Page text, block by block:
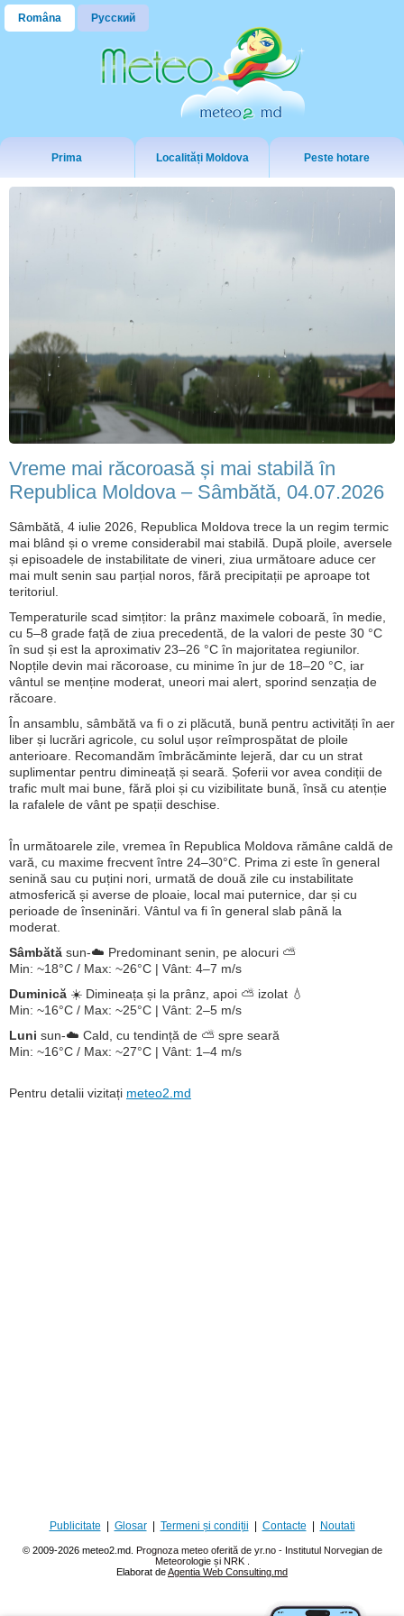
Româna Русский
Prima Localități Moldova Peste hotare
Vreme mai răcoroasă și mai stabilă în
Republica Moldova – Sâmbătă, 04.07.2026
Sâmbătă, 4 iulie 2026, Republica Moldova trece la un regim termic
mai blând și o vreme considerabil mai stabilă. După ploile, aversele
și episoadele de instabilitate de vineri, ziua următoare aduce cer
mai mult senin sau parțial noros, fără precipitații pe aproape tot
teritoriul.
Temperaturile scad simțitor: la prânz maximele coboară, în medie,
cu 5–8 grade față de ziua precedentă, de la valori de peste 30 °C
în sud și est la aproximativ 23–26 °C în majoritatea regiunilor.
Nopțile devin mai răcoroase, cu minime în jur de 18–20 °C, iar
vântul se menține moderat, uneori mai alert, sporind senzația de
răcoare.
În ansamblu, sâmbătă va fi o zi plăcută, bună pentru activități în aer
liber și lucrări agricole, cu solul ușor reîmprospătat de ploile
anterioare. Recomandăm îmbrăcăminte lejeră, dar cu un strat
suplimentar pentru dimineață și seară. Șoferii vor avea condiții de
trafic mult mai bune, fără ploi și cu vizibilitate bună, însă cu atenție
la rafalele de vânt pe spații deschise.
În următoarele zile, vremea în Republica Moldova rămâne caldă de
vară, cu maxime frecvent între 24–30°C. Prima zi este în general
senină sau cu puțini nori, urmată de două zile cu instabilitate
atmosferică și averse de ploaie, local mai puternice, dar și cu
perioade de înseninări. Vântul va fi în general slab până la
moderat.
Sâmbătă sun-☁️ Predominant senin, pe alocuri ⛅
Min: ~18°C / Max: ~26°C | Vânt: 4–7 m/s
Duminică ☀️ Dimineața și la prânz, apoi ⛅ izolat 💧
Min: ~16°C / Max: ~25°C | Vânt: 2–5 m/s
Luni sun-☁️ Cald, cu tendință de ⛅ spre seară
Min: ~16°C / Max: ~27°C | Vânt: 1–4 m/s
Pentru detalii vizitați meteo2.md
Publicitate Glosar| Termeni și condiții Contacte Noutati
© 2009-2026 meteo2.md.
Prognoza meteo oferită de yr.no - Institutul Norvegian de
Meteorologie și NRK
Elaborat deAgentia Web Consulting.md